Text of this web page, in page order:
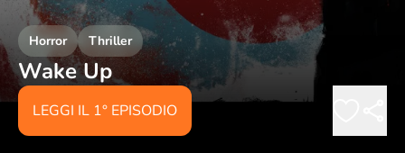
Horror Thriller
Wake Up
LEGGI IL 1° EPISODIO